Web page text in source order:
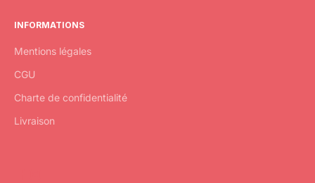
INFORMATIONS
Mentions légales
CGU
Charte de confidentialité
Livraison